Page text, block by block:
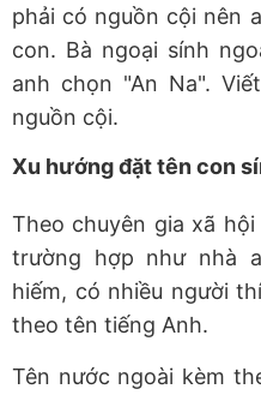
phải có nguồn cội nên
con. Bà ngoại sính
anh chọn "An Na".
nguồn cội.
Xu hướng đặt tên con
Theo chuyên gia xã hội
trường hợp như nhà
hiếm, có nhiều người
theo tên tiếng Anh.
Tên nước ngoài kèm